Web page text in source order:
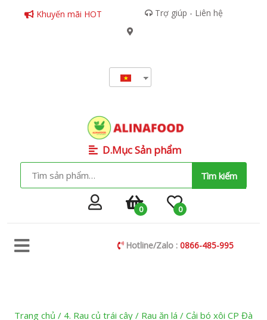
Khuyến mãi HOT Trợ giúp - Liên hệ
D.Mục Sản phẩm
Tìm kiếm
0 0
Hotline/Zalo : 0866-485-995
Trang chủ / 4. Rau củ trái cây / Rau ăn lá / Cải bó xôi CP Đà